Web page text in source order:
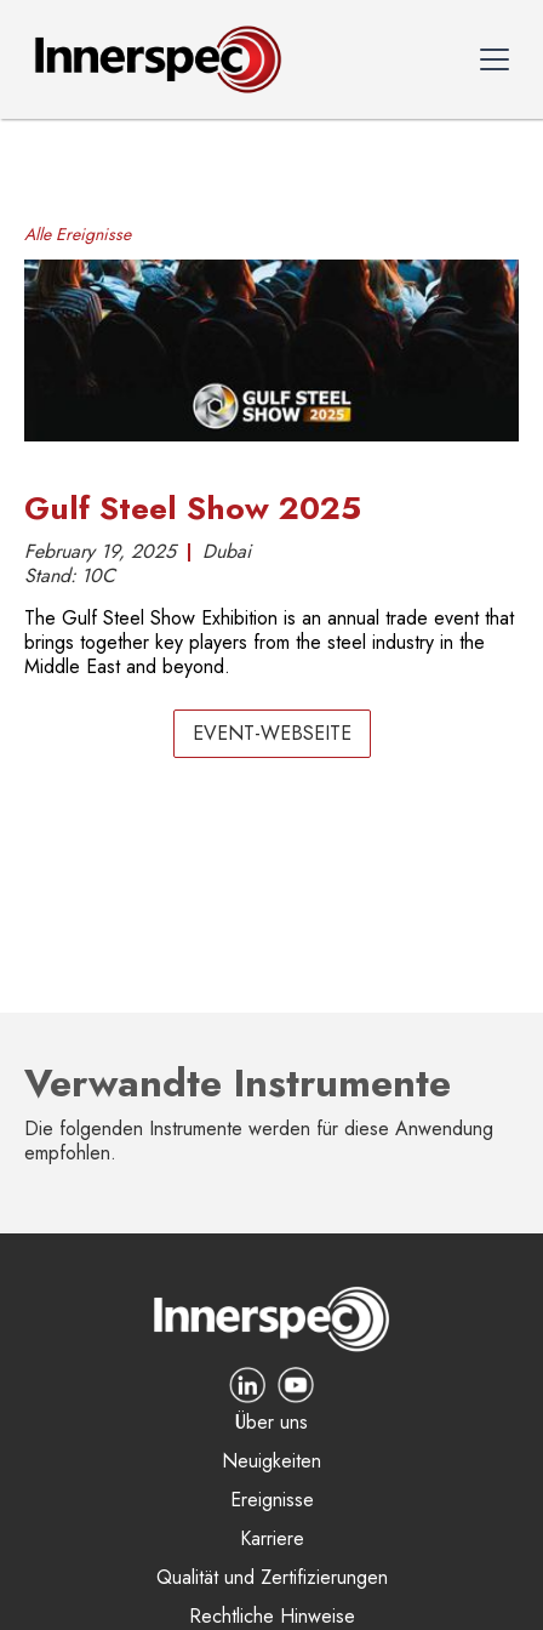
Alle Ereignisse
Gulf Steel Show 2025
February 19, 2025
Dubai
Stand: 10C
The Gulf Steel Show Exhibition is an annual trade event that
brings together key players from the steel industry in the
Middle East and beyond.
EVENT-WEBSEITE
Verwandte Instrumente
Die folgenden Instrumente werden für diese Anwendung
empfohlen.
Über uns
Neuigkeiten
Ereignisse
Karriere
Qualität und Zertifizierungen
Rechtliche Hinweise